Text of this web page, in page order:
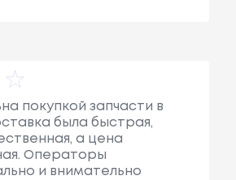
покупкой запчасти в
была быстрая,
а цена
Операторы
и внимательно